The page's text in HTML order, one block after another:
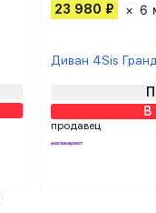
23 980 ₽ 6
Диван 4Sis
В
продавец